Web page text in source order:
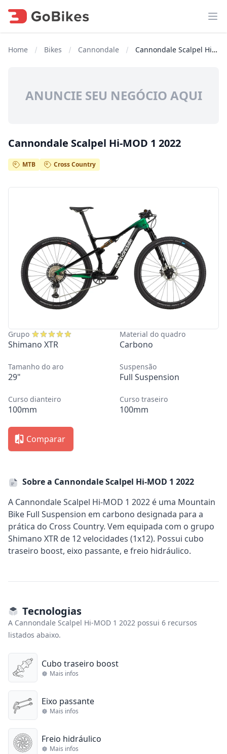
Home Bikes Cannondale Cannondale Scalpel Hi-MOD 1 2022
ANUNCIE SEU NEGÓCIO AQUI
Cannondale Scalpel Hi-MOD 1 2022
MTB Cross Country
Grupo
Shimano XTR
Material do quadro
Carbono
Tamanho do aro
29"
Suspensão
Full Suspension
Curso dianteiro
100mm
Curso traseiro
100mm
Comparar
Sobre a Cannondale Scalpel Hi-MOD 1 2022
A Cannondale Scalpel Hi-MOD 1 2022 é uma Mountain
Bike Full Suspension em carbono designada para a
prática do Cross Country. Vem equipada com o grupo
Shimano XTR de 12 velocidades (1x12). Possui cubo
traseiro boost, eixo passante, e freio hidráulico.
Tecnologias
A Cannondale Scalpel Hi-MOD 1 2022 possui 6 recursos
listados abaixo.
Cubo traseiro boost
Mais infos
Eixo passante
Mais infos
Freio hidráulico
Mais infos